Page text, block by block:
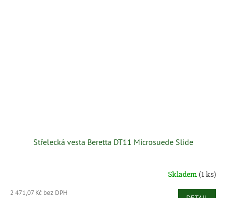
Střelecká vesta Beretta DT11 Microsuede Slide
Skladem (1 ks)
2 471,07 Kč bez DPH